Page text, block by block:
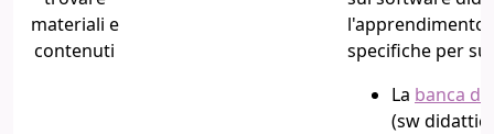
materiali e
contenuti
l'apprendimento
specifiche per
La banca
(sw